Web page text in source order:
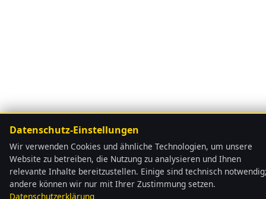
Datenschutz-Einstellungen
Wir verwenden Cookies und ähnliche Technologien, um unsere
Website zu betreiben, die Nutzung zu analysieren und Ihnen
relevante Inhalte bereitzustellen. Einige sind technisch
andere können wir nur mit Ihrer Zustimmung setzen.
Datenschutzerklärung